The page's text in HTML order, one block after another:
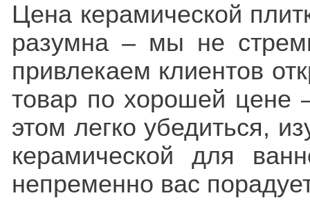
Цена керамической
разумна – мы не
привлекаем клиентов
товар по хорошей цене
этом легко убедиться,
керамической для
непременно вас